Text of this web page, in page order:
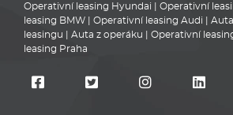
Operativní leasing Hyundai
Operativní
leasing BMW
Operativní leasing Audi
leasingu
Auta z operáku Operativní
leasing Praha